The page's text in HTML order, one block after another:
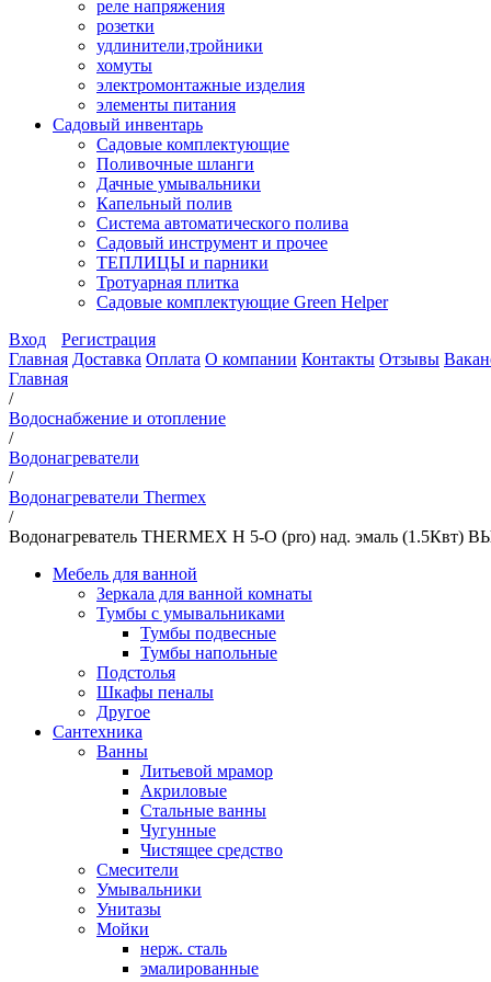
реле напряжения
розетки
удлинители,тройники
хомуты
электромонтажные изделия
элементы питания
Садовый инвентарь
Садовые комплектующие
Поливочные шланги
Дачные умывальники
Капельный полив
Система автоматического полива
Садовый инструмент и прочее
ТЕПЛИЦЫ и парники
Тротуарная плитка
Садовые комплектующие Green Helper
Вход
Регистрация
Главная Доставка Оплата О компании Контакты Отзывы
Главная
/
Водоснабжение и отопление
/
Водонагреватели
/
Водонагреватели Thermex
/
Водонагреватель THERMEX H 5-О (pro) над. эмаль (1.5Квт)
Мебель для ванной
Зеркала для ванной комнаты
Тумбы с умывальниками
Тумбы подвесные
Тумбы напольные
Подстолья
Шкафы пеналы
Другое
Сантехника
Ванны
Литьевой мрамор
Акриловые
Стальные ванны
Чугунные
Чистящее средство
Смесители
Умывальники
Унитазы
Мойки
нерж. сталь
эмалированные